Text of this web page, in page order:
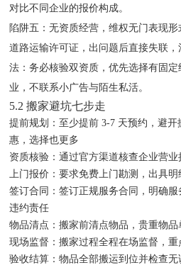
对比不同企业的报价构成。
陷阱五：无资质经营，维权无门表现形
道路运输许可证，出问题后直接失联
法：务必核验双资质，优先选择有固
业，不联系小广告与陌生私活。
5.2 搬家避坑七步走
提前规划 ：至少提前 3-7 天预约，避
惠，选择也更多
资质核验 ：通过官方渠道核查企业营
上门报价 ：要求免费上门勘测，出具
签订合同 ：签订正规服务合同，明确
违约责任
物品清点 ：搬家前清点物品，贵重物
现场监督 ：搬家过程全程在场监督，
验收结算 ：物品全部搬运到位并检查